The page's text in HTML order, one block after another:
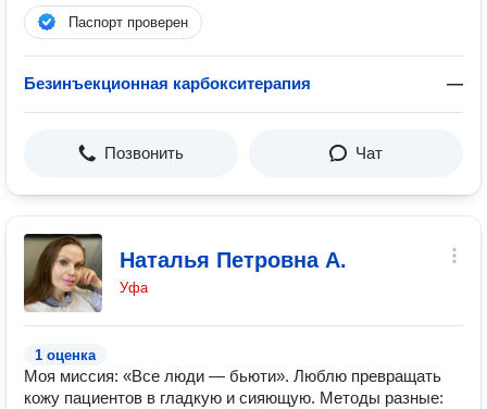
Паспорт проверен
Безинъекционная карбокситерапия —
Позвонить Чат
Наталья Петровна А.
Уфа
1 оценка
Моя миссия: «Все люди — бьюти». Люблю превращать
кожу пациентов в гладкую и сияющую. Методы разные: